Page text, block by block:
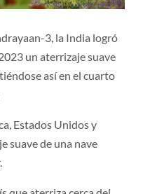
3, la India logró
un aterrizaje suave
así en el cuarto
Estados Unidos y
suave de una nave